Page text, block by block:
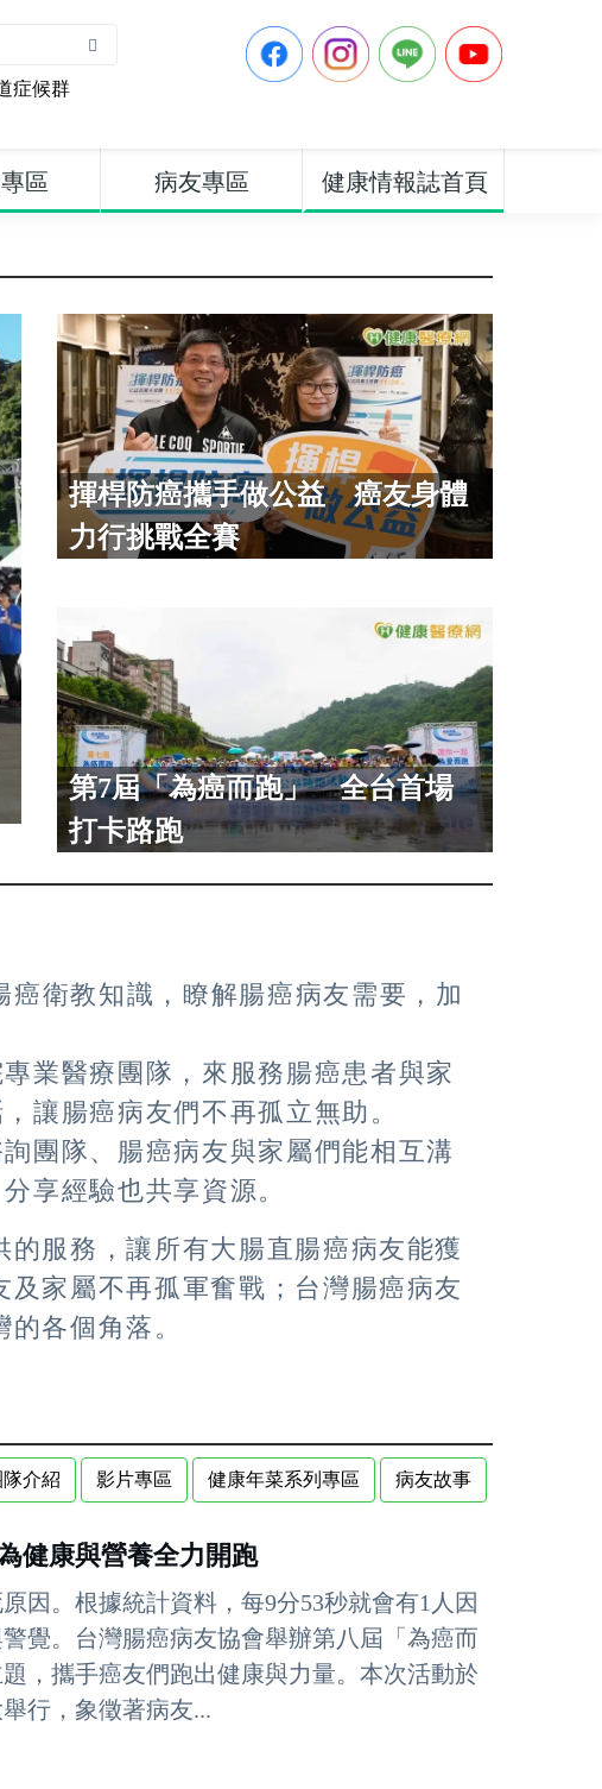
症候群
區 病友專區 健康情報誌首頁
揮桿防癌攜手做公益 癌友身體
力行挑戰全賽
第7屆「為癌而跑」 全台首場
打卡路跑
衛教知識，瞭解腸癌病友需要，加
業醫療團隊，來服務腸癌患者與家
讓腸癌病友們不再孤立無助。
團隊、腸癌病友與家屬們能相互溝
享經驗也共享資源。
服務，讓所有大腸直腸癌病友能獲
家屬不再孤軍奮戰；台灣腸癌病友
各個角落。
介紹 影片專區 健康年菜系列專區 病友故事
健康與營養全力開跑
因。根據統計資料，每9分53秒就會有1人因
覺。台灣腸癌病友協會舉辦第八屆「為癌而
，攜手癌友們跑出健康與力量。本次活動於
行，象徵著病友...